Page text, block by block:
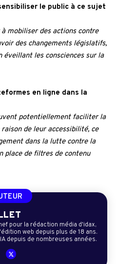
le public à ce sujet
mobiliser des actions contre
des changements législatifs,
les consciences sur la
en ligne dans la
potentiellement faciliter la
de leur accessibilité, ce
dans la lutte contre la
place de filtres de contenu
pour la rédaction média d'idax,
web depuis plus de 18 ans.
depuis de nombreuses années.